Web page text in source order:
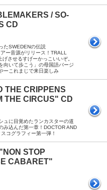
/ SO-
CD
たSWEDENの伝説
ー音源がリリース！TRALL
させるすげーかっこいいぞ。
向いて歩こう」の母国語バージ
ーこれまじで来日楽しみ
THE CRIPPENS
THE CIRCUS" CD
ュに目覚めたランカスターの道
み込んだ第一章！DOCTOR AND
コグラフィー第一弾！
STOP
CABARET"